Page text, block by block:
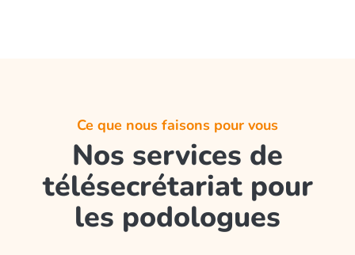
Ce que nous faisons pour vous
Nos services de
télésecrétariat pour
les podologues